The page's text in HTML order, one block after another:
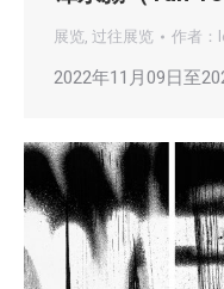
展览, 过往展览 作者：
2022年11月09日至